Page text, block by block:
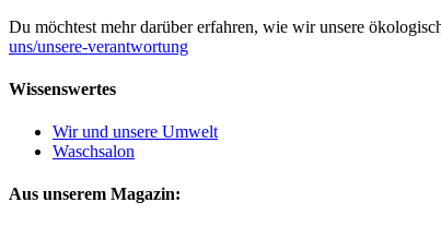
Du möchtest mehr darüber erfahren, wie wir unsere
uns/unsere-verantwortung
Wissenswertes
Wir und unsere Umwelt
Waschsalon
Aus unserem Magazin: